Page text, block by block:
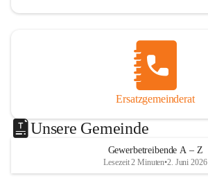
Ersatzgemeinderat
Unsere Gemeinde
Gewerbetreibende A – Z
Lesezeit 2 Minuten•2. Juni 2026